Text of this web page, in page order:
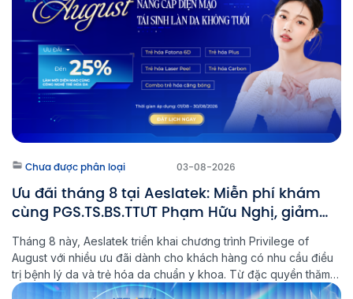
Chưa được phân loại 03-08-2026
Ưu đãi tháng 8 tại Aeslatek: Miễn phí khám
cùng PGS.TS.BS.TTƯT Phạm Hữu Nghị, giảm
đến 25% liệu trình trẻ hóa
Tháng 8 này, Aeslatek triển khai chương trình Privilege of
August với nhiều ưu đãi dành cho khách hàng có nhu cầu điều
trị bệnh lý da và trẻ hóa da chuẩn y khoa. Từ đặc quyền thăm
khám cùng chuyên gia đến các chương trình ưu đãi lên đến